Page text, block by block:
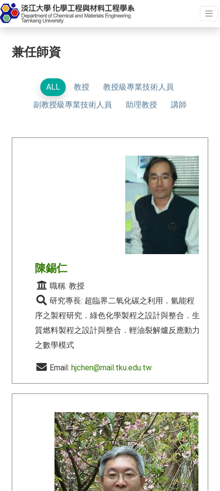
兼任師資
ALL 教授
教授級專業技術人員
副教授級專業技術人員
助理教授 講師
陳錫仁
職稱: 教授
研究專長: 超臨界二氧化碳之利用．氫能程
序之製程研究．綠色化學製程之設計與整合．生
質燃料製程之設計與整合．輕油裂解爐反應動力
之數學模式
Email: hjchen@mail.tku.edu.tw